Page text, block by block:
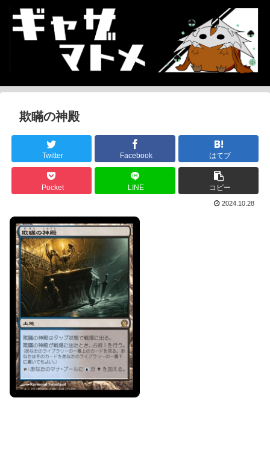
欺瞞の神殿
Twitter Facebook はてブ
Pocket LINE コピー
2024.10.28